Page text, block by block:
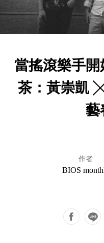
當搖滾樂手
茶：黃崇凱
藝
作者
BIOS